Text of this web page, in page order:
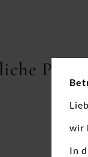
wir
In